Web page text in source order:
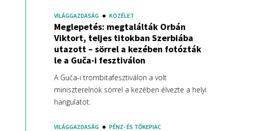
VILÁGGAZDASÁG KÖZÉLET
Meglepetés: megtalálták Orbán
Viktort, teljes titokban Szerbiába
utazott – sörrel a kezében fotózták
le a Guča-i fesztiválon
A Guča-i trombitafesztiválon a volt
miniszterelnök sörrel a kezében élvezte a helyi
hangulatot.
VILÁGGAZDASÁG PÉNZ- ÉS TŐKEPIAC